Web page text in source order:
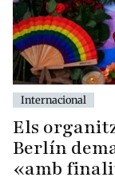
Internacional
Els
Berlín
«amb